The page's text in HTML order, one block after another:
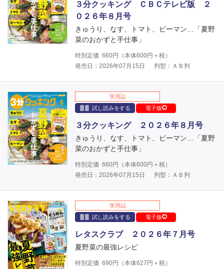
３分クッキング ＣＢＣテレビ版 ２
０２６年８月号
きゅうり、なす、トマト、ピーマン…「夏野
菜のおかずと手仕事」
特別定価 660円（本体600円＋税）
発売日：2026年07月15日
判型：ＡＢ判
実用誌
試し読みをする
電子版
３分クッキング ２０２６年８月号
きゅうり、なす、トマト、ピーマン…「夏野
菜のおかずと手仕事」
特別定価 660円（本体600円＋税）
発売日：2026年07月15日
判型：ＡＢ判
実用誌
試し読みをする
電子版
レタスクラブ ２０２６年７月号
夏野菜の最強レシピ
特別定価 690円（本体627 円＋税）